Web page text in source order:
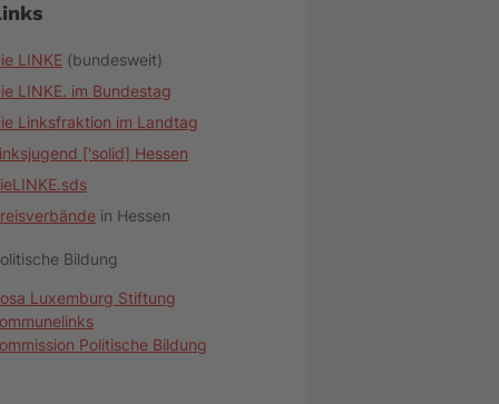
LINKE (bundesweit)
LINKE. im Bundestag
Linksfraktion im Landtag
['solid] Hessen
in Hessen
Bildung
Luxemburg Stiftung
Politische Bildung